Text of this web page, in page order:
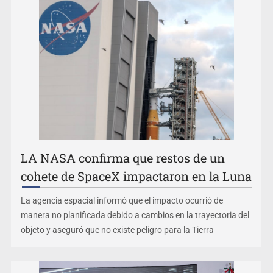
Belinda se corona como la más bella de 2026 en People
LA NASA confirma que restos de un
cohete de SpaceX impactaron en la Luna
La agencia espacial informó que el impacto ocurrió de
manera no planificada debido a cambios en la trayectoria del
objeto y aseguró que no existe peligro para la Tierra